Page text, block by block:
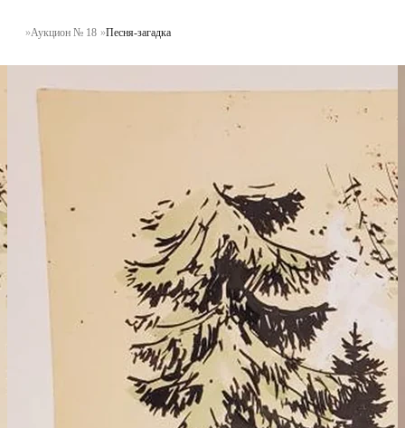
Аукцион № 18 Песня-загадка